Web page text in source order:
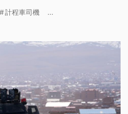
，透過組織化管理落實資訊
計程車司機 ...